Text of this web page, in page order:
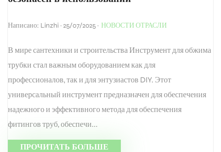
Написано: Linzhi · 25/07/2025 · НОВОСТИ ОТРАСЛИ
В мире сантехники и строительства Инструмент для обжима
трубки стал важным оборудованием как для
профессионалов, так и для энтузиастов DIY. Этот
универсальный инструмент предназначен для обеспечения
надежного и эффективного метода для обеспечения
фитингов труб, обеспечи...
ПРОЧИТАТЬ БОЛЬШЕ